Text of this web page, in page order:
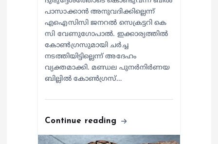
പാസാക്കാൻ അനുവദിക്കില്ലെന്ന്
എഐസിസി ജനറൽ സെക്രട്ടറി കെ
സി വേണുഗോപാൽ. ഇക്കാര്യത്തിൽ
കോൺഗ്രസുമായി ചർച്ച
നടത്തിയിട്ടില്ലെന്ന് അദേഹം
വ്യക്തമാക്കി. മണ്ഡല പുനർനിർണയ
ബില്ലിൽ കോൺഗ്രസ്…
Continue reading